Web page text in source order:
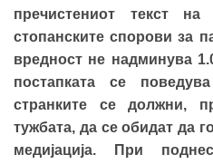
пречистениот текст
стопанските спорови за
вредност не надминува
постапката се
странките се должни,
тужбата, да се обидат да
медијација. При